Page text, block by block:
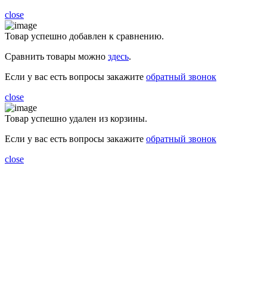
close
Товар успешно добавлен к сравнению.
Сравнить товары можно здесь.
Если у вас есть вопросы закажите обратный звонок
close
Товар успешно удален из корзины.
Если у вас есть вопросы закажите обратный звонок
close